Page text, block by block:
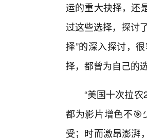
运的重大抉择，还
过这些选择，探讨
择”的深入探讨，
择，都曾为自己的
“美国十次拉
都为影片增色不🎯
受；时而激昂澎湃